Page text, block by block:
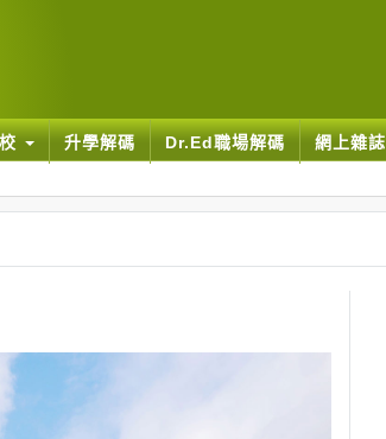
升學解碼 Dr.Ed職場解碼 網上雜誌